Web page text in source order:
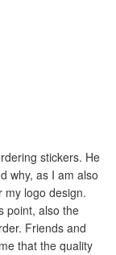
stickers. He
why, as I am also
my logo design.
point, also the
Friends and
that the quality